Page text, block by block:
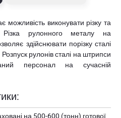
виконувати різку та
Різка рулонного металу на
здійснювати порізку сталі
рулонів сталі на штрипси
персонал на сучасній
на 500-600 (тонн) готової